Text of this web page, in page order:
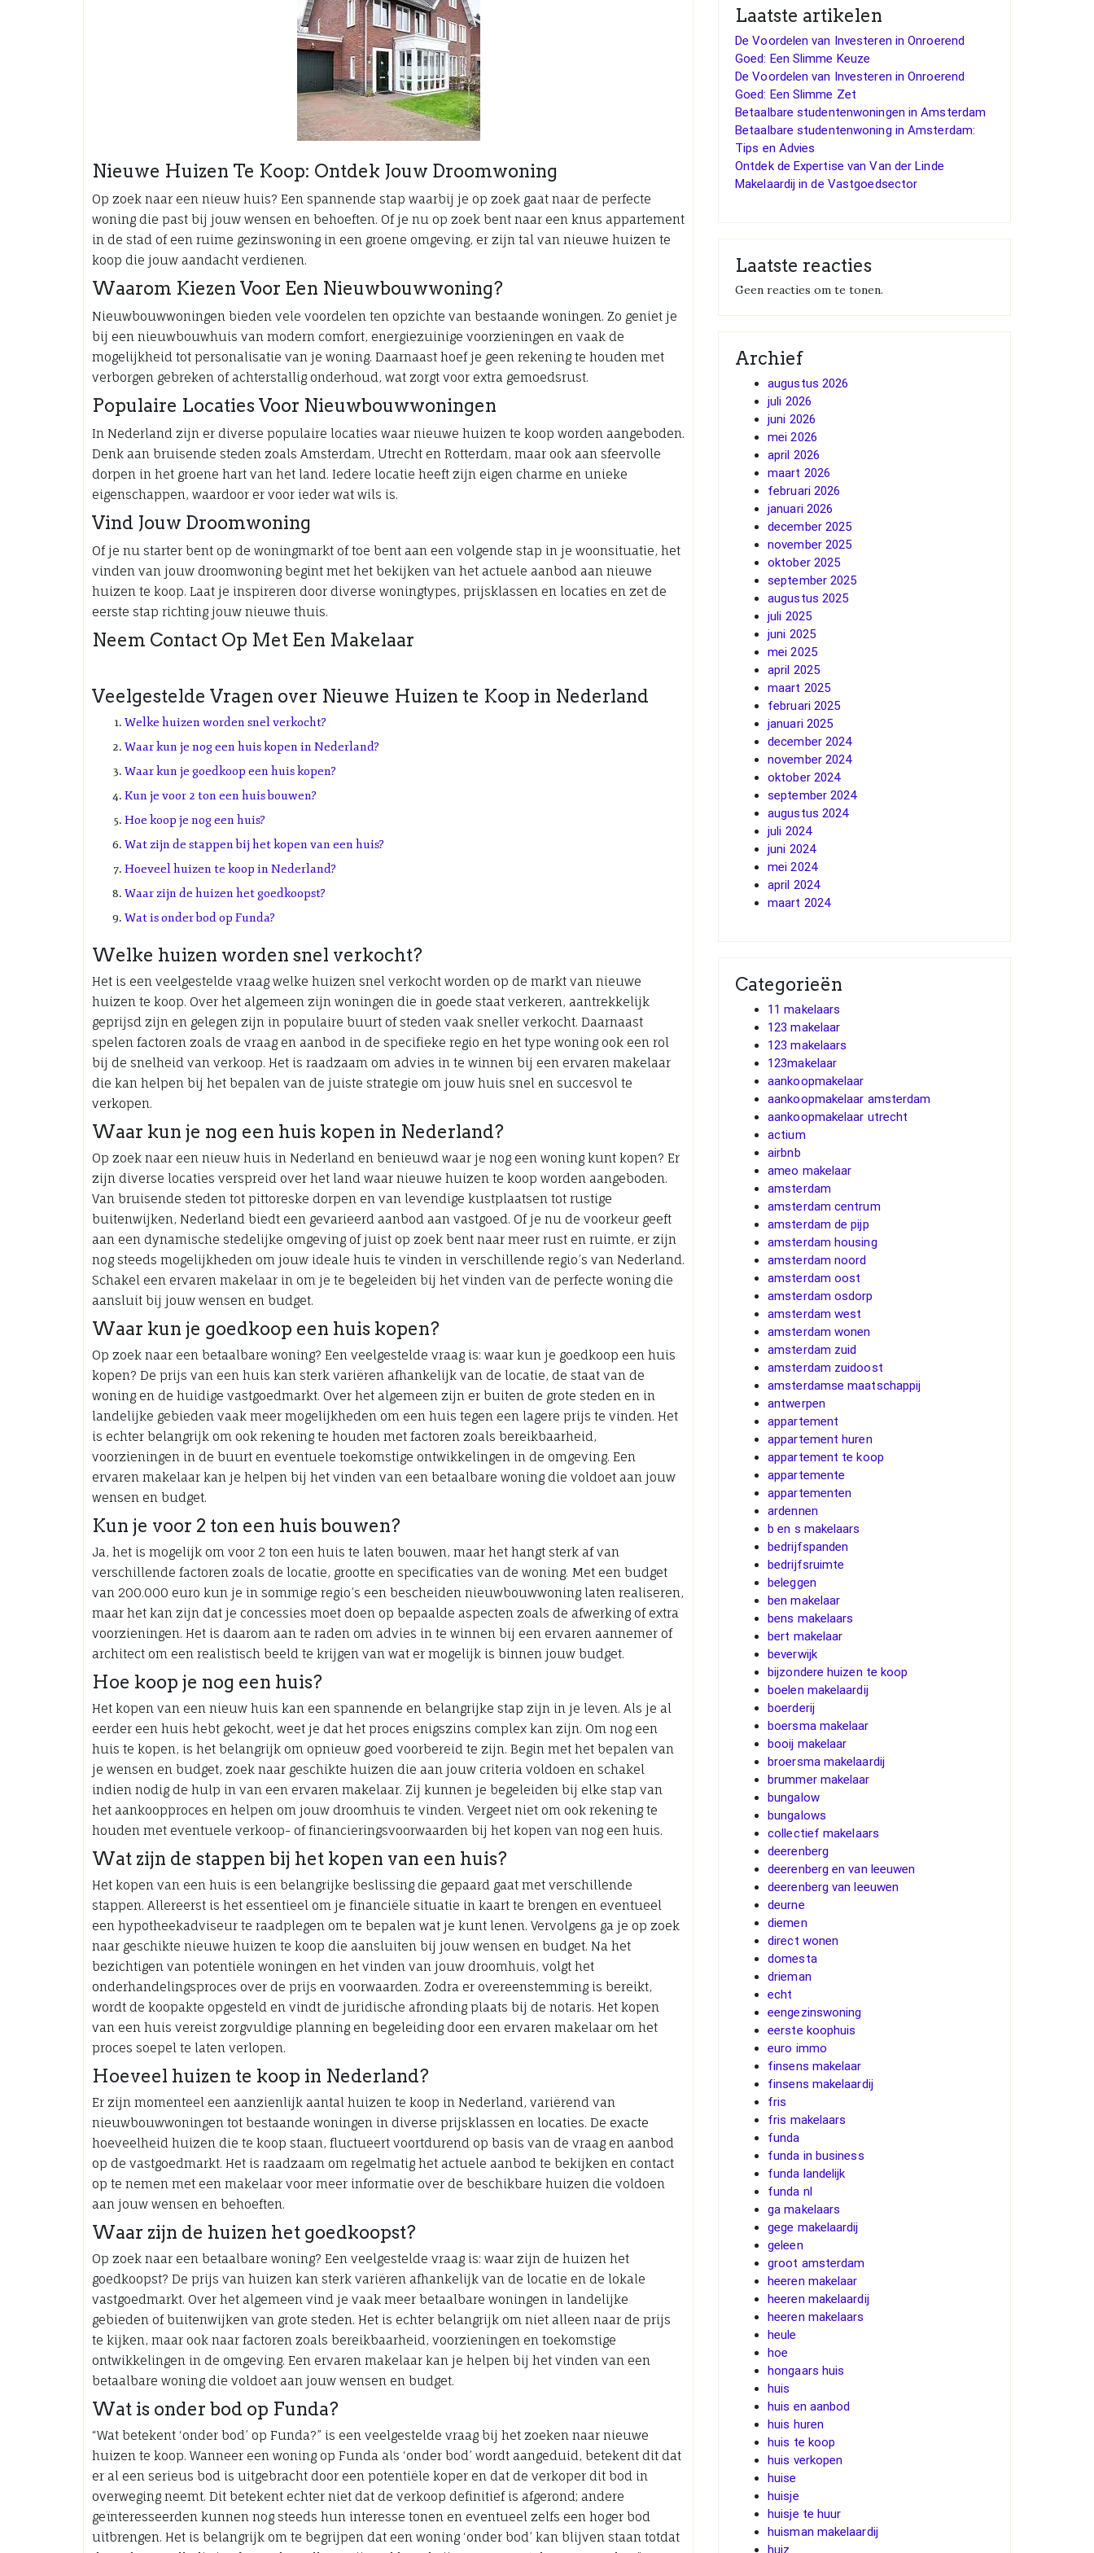
Nieuwe Huizen Te Koop: Ontdek Jouw Droomwoning
Op zoek naar een nieuw huis? Een spannende stap waarbij je op zoek gaat naar de perfecte
woning die past bij jouw wensen en behoeften. Of je nu op zoek bent naar een knus appartement
in de stad of een ruime gezinswoning in een groene omgeving, er zijn tal van nieuwe huizen te
koop die jouw aandacht verdienen.
Waarom Kiezen Voor Een Nieuwbouwwoning?
Nieuwbouwwoningen bieden vele voordelen ten opzichte van bestaande woningen. Zo geniet je
bij een nieuwbouwhuis van modern comfort, energiezuinige voorzieningen en vaak de
mogelijkheid tot personalisatie van je woning. Daarnaast hoef je geen rekening te houden met
verborgen gebreken of achterstallig onderhoud, wat zorgt voor extra gemoedsrust.
Populaire Locaties Voor Nieuwbouwwoningen
In Nederland zijn er diverse populaire locaties waar nieuwe huizen te koop worden aangeboden.
Denk aan bruisende steden zoals Amsterdam, Utrecht en Rotterdam, maar ook aan sfeervolle
dorpen in het groene hart van het land. Iedere locatie heeft zijn eigen charme en unieke
eigenschappen, waardoor er voor ieder wat wils is.
Vind Jouw Droomwoning
Of je nu starter bent op de woningmarkt of toe bent aan een volgende stap in je woonsituatie, het
vinden van jouw droomwoning begint met het bekijken van het actuele aanbod aan nieuwe
huizen te koop. Laat je inspireren door diverse woningtypes, prijsklassen en locaties en zet de
eerste stap richting jouw nieuwe thuis.
Neem Contact Op Met Een Makelaar
Veelgestelde Vragen over Nieuwe Huizen te Koop in Nederland
Welke huizen worden snel verkocht?
Waar kun je nog een huis kopen in Nederland?
Waar kun je goedkoop een huis kopen?
Kun je voor 2 ton een huis bouwen?
Hoe koop je nog een huis?
Wat zijn de stappen bij het kopen van een huis?
Hoeveel huizen te koop in Nederland?
Waar zijn de huizen het goedkoopst?
Wat is onder bod op Funda?
Welke huizen worden snel verkocht?
Het is een veelgestelde vraag welke huizen snel verkocht worden op de markt van nieuwe
huizen te koop. Over het algemeen zijn woningen die in goede staat verkeren, aantrekkelijk
geprijsd zijn en gelegen zijn in populaire buurt of steden vaak sneller verkocht. Daarnaast
spelen factoren zoals de vraag en aanbod in de specifieke regio en het type woning ook een rol
bij de snelheid van verkoop. Het is raadzaam om advies in te winnen bij een ervaren makelaar
die kan helpen bij het bepalen van de juiste strategie om jouw huis snel en succesvol te
verkopen.
Waar kun je nog een huis kopen in Nederland?
Op zoek naar een nieuw huis in Nederland en benieuwd waar je nog een woning kunt kopen? Er
zijn diverse locaties verspreid over het land waar nieuwe huizen te koop worden aangeboden.
Van bruisende steden tot pittoreske dorpen en van levendige kustplaatsen tot rustige
buitenwijken, Nederland biedt een gevarieerd aanbod aan vastgoed. Of je nu de voorkeur geeft
aan een dynamische stedelijke omgeving of juist op zoek bent naar meer rust en ruimte, er zijn
nog steeds mogelijkheden om jouw ideale huis te vinden in verschillende regio’s van Nederland.
Schakel een ervaren makelaar in om je te begeleiden bij het vinden van de perfecte woning die
aansluit bij jouw wensen en budget.
Waar kun je goedkoop een huis kopen?
Op zoek naar een betaalbare woning? Een veelgestelde vraag is: waar kun je goedkoop een huis
kopen? De prijs van een huis kan sterk variëren afhankelijk van de locatie, de staat van de
woning en de huidige vastgoedmarkt. Over het algemeen zijn er buiten de grote steden en in
landelijke gebieden vaak meer mogelijkheden om een huis tegen een lagere prijs te vinden. Het
is echter belangrijk om ook rekening te houden met factoren zoals bereikbaarheid,
voorzieningen in de buurt en eventuele toekomstige ontwikkelingen in de omgeving. Een
ervaren makelaar kan je helpen bij het vinden van een betaalbare woning die voldoet aan jouw
wensen en budget.
Kun je voor 2 ton een huis bouwen?
Ja, het is mogelijk om voor 2 ton een huis te laten bouwen, maar het hangt sterk af van
verschillende factoren zoals de locatie, grootte en specificaties van de woning. Met een budget
van 200.000 euro kun je in sommige regio’s een bescheiden nieuwbouwwoning laten realiseren,
maar het kan zijn dat je concessies moet doen op bepaalde aspecten zoals de afwerking of extra
voorzieningen. Het is daarom aan te raden om advies in te winnen bij een ervaren aannemer of
architect om een realistisch beeld te krijgen van wat er mogelijk is binnen jouw budget.
Hoe koop je nog een huis?
Het kopen van een nieuw huis kan een spannende en belangrijke stap zijn in je leven. Als je al
eerder een huis hebt gekocht, weet je dat het proces enigszins complex kan zijn. Om nog een
huis te kopen, is het belangrijk om opnieuw goed voorbereid te zijn. Begin met het bepalen van
je wensen en budget, zoek naar geschikte huizen die aan jouw criteria voldoen en schakel
indien nodig de hulp in van een ervaren makelaar. Zij kunnen je begeleiden bij elke stap van
het aankoopproces en helpen om jouw droomhuis te vinden. Vergeet niet om ook rekening te
houden met eventuele verkoop- of financieringsvoorwaarden bij het kopen van nog een huis.
Wat zijn de stappen bij het kopen van een huis?
Het kopen van een huis is een belangrijke beslissing die gepaard gaat met verschillende
stappen. Allereerst is het essentieel om je financiële situatie in kaart te brengen en eventueel
een hypotheekadviseur te raadplegen om te bepalen wat je kunt lenen. Vervolgens ga je op zoek
naar geschikte nieuwe huizen te koop die aansluiten bij jouw wensen en budget. Na het
bezichtigen van potentiële woningen en het vinden van jouw droomhuis, volgt het
onderhandelingsproces over de prijs en voorwaarden. Zodra er overeenstemming is bereikt,
wordt de koopakte opgesteld en vindt de juridische afronding plaats bij de notaris. Het kopen
van een huis vereist zorgvuldige planning en begeleiding door een ervaren makelaar om het
proces soepel te laten verlopen.
Hoeveel huizen te koop in Nederland?
Er zijn momenteel een aanzienlijk aantal huizen te koop in Nederland, variërend van
nieuwbouwwoningen tot bestaande woningen in diverse prijsklassen en locaties. De exacte
hoeveelheid huizen die te koop staan, fluctueert voortdurend op basis van de vraag en aanbod
op de vastgoedmarkt. Het is raadzaam om regelmatig het actuele aanbod te bekijken en contact
op te nemen met een makelaar voor meer informatie over de beschikbare huizen die voldoen
aan jouw wensen en behoeften.
Waar zijn de huizen het goedkoopst?
Op zoek naar een betaalbare woning? Een veelgestelde vraag is: waar zijn de huizen het
goedkoopst? De prijs van huizen kan sterk variëren afhankelijk van de locatie en de lokale
vastgoedmarkt. Over het algemeen vind je vaak meer betaalbare woningen in landelijke
gebieden of buitenwijken van grote steden. Het is echter belangrijk om niet alleen naar de prijs
te kijken, maar ook naar factoren zoals bereikbaarheid, voorzieningen en toekomstige
ontwikkelingen in de omgeving. Een ervaren makelaar kan je helpen bij het vinden van een
betaalbare woning die voldoet aan jouw wensen en budget.
Wat is onder bod op Funda?
“Wat betekent ‘onder bod’ op Funda?” is een veelgestelde vraag bij het zoeken naar nieuwe
huizen te koop. Wanneer een woning op Funda als ‘onder bod’ wordt aangeduid, betekent dit dat
er al een serieus bod is uitgebracht door een potentiële koper en dat de verkoper dit bod in
overweging neemt. Dit betekent echter niet dat de verkoop definitief is afgerond; andere
geïnteresseerden kunnen nog steeds hun interesse tonen en eventueel zelfs een hoger bod
uitbrengen. Het is belangrijk om te begrijpen dat een woning ‘onder bod’ kan blijven staan totdat
Laatste artikelen
De Voordelen van Investeren in Onroerend
Goed: Een Slimme Keuze
De Voordelen van Investeren in Onroerend
Goed: Een Slimme Zet
Betaalbare studentenwoningen in Amsterdam
Betaalbare studentenwoning in Amsterdam:
Tips en Advies
Ontdek de Expertise van Van der Linde
Makelaardij in de Vastgoedsector
Laatste reacties
Geen reacties om te tonen.
Archief
augustus 2026
juli 2026
juni 2026
mei 2026
april 2026
maart 2026
februari 2026
januari 2026
december 2025
november 2025
oktober 2025
september 2025
augustus 2025
juli 2025
juni 2025
mei 2025
april 2025
maart 2025
februari 2025
januari 2025
december 2024
november 2024
oktober 2024
september 2024
augustus 2024
juli 2024
juni 2024
mei 2024
april 2024
maart 2024
Categorieën
11 makelaars
123 makelaar
123 makelaars
123makelaar
aankoopmakelaar
aankoopmakelaar amsterdam
aankoopmakelaar utrecht
actium
airbnb
ameo makelaar
amsterdam
amsterdam centrum
amsterdam de pijp
amsterdam housing
amsterdam noord
amsterdam oost
amsterdam osdorp
amsterdam west
amsterdam wonen
amsterdam zuid
amsterdam zuidoost
amsterdamse maatschappij
antwerpen
appartement
appartement huren
appartement te koop
appartemente
appartementen
ardennen
b en s makelaars
bedrijfspanden
bedrijfsruimte
beleggen
ben makelaar
bens makelaars
bert makelaar
beverwijk
bijzondere huizen te koop
boelen makelaardij
boerderij
boersma makelaar
booij makelaar
broersma makelaardij
brummer makelaar
bungalow
bungalows
collectief makelaars
deerenberg
deerenberg en van leeuwen
deerenberg van leeuwen
deurne
diemen
direct wonen
domesta
drieman
echt
eengezinswoning
eerste koophuis
euro immo
finsens makelaar
finsens makelaardij
fris
fris makelaars
funda
funda in business
funda landelijk
funda nl
ga makelaars
gege makelaardij
geleen
groot amsterdam
heeren makelaar
heeren makelaardij
heeren makelaars
heule
hoe
hongaars huis
huis
huis en aanbod
huis huren
huis te koop
huis verkopen
huise
huisje
huisje te huur
huisman makelaardij
huiz